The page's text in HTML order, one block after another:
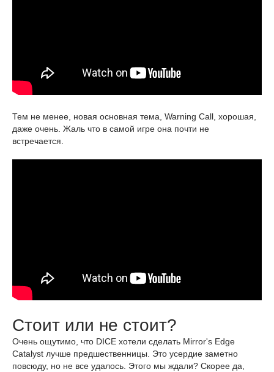
Тем не менее, новая основная тема, Warning Call, хорошая,
даже очень. Жаль что в самой игре она почти не
встречается.
Стоит или не стоит?
Очень ощутимо, что DICE хотели сделать Mirror's Edge
Catalyst лучше предшественницы. Это усердие заметно
повсюду, но не все удалось. Этого мы ждали? Скорее да,